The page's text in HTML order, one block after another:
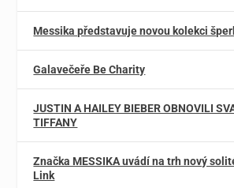
Messika představuje novou kolekci
Galavečeře Be Charity
JUSTIN A HAILEY BIEBER OBNOVILI
TIFFANY
Značka MESSIKA uvádí na trh nový
Link